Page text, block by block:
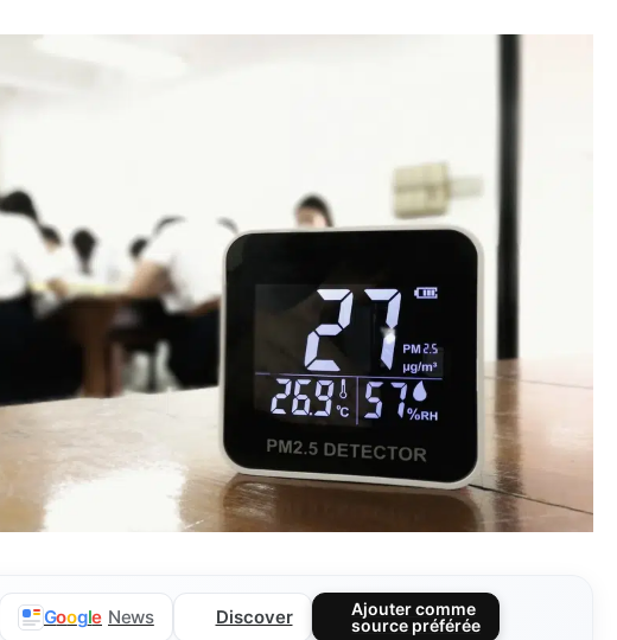
Google News Discover
Ajouter comme
source préférée